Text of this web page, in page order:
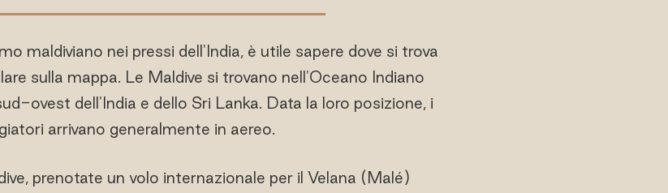
maldiviano nei pressi dell'India, è utile sapere dove si trova
sulla mappa. Le Maldive si trovano nell'Oceano Indiano
ovest dell'India e dello Sri Lanka. Data la loro posizione, i
arrivano generalmente in aereo.
prenotate un volo internazionale per il Velana (Malé)